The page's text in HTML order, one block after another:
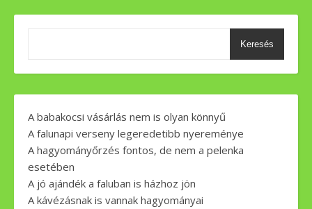
Keresés
A babakocsi vásárlás nem is olyan könnyű
A falunapi verseny legeredetibb nyereménye
A hagyományőrzés fontos, de nem a pelenka
esetében
A jó ajándék a faluban is házhoz jön
A kávézásnak is vannak hagyományai